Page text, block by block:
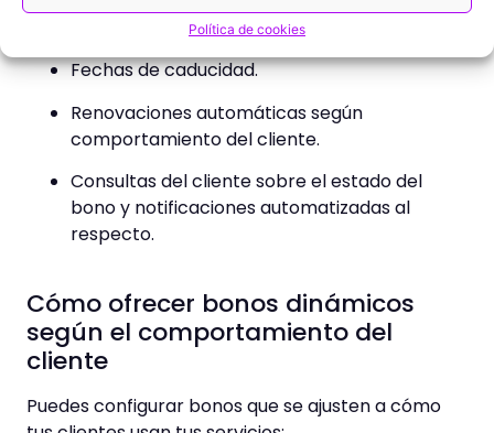
Política de cookies
Número de sesiones restantes.
Fechas de caducidad.
Renovaciones automáticas según
comportamiento del cliente.
Consultas del cliente sobre el estado del
bono y notificaciones automatizadas al
respecto.
Cómo ofrecer bonos dinámicos
según el comportamiento del
cliente
Puedes configurar bonos que se ajusten a cómo